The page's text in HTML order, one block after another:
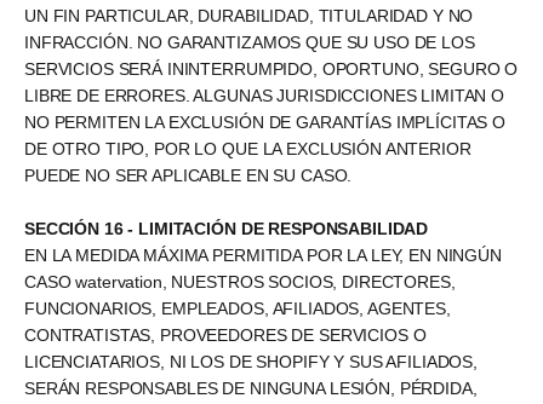
UN FIN PARTICULAR, DURABILIDAD, TITULARIDAD Y NO
INFRACCIÓN. NO GARANTIZAMOS QUE SU USO DE LOS
SERVICIOS SERÁ ININTERRUMPIDO, OPORTUNO, SEGURO O
LIBRE DE ERRORES. ALGUNAS JURISDICCIONES LIMITAN O
NO PERMITEN LA EXCLUSIÓN DE GARANTÍAS IMPLÍCITAS O
DE OTRO TIPO, POR LO QUE LA EXCLUSIÓN ANTERIOR
PUEDE NO SER APLICABLE EN SU CASO.
SECCIÓN 16 - LIMITACIÓN DE RESPONSABILIDAD
EN LA MEDIDA MÁXIMA PERMITIDA POR LA LEY, EN NINGÚN
CASO watervation, NUESTROS SOCIOS, DIRECTORES,
FUNCIONARIOS, EMPLEADOS, AFILIADOS, AGENTES,
CONTRATISTAS, PROVEEDORES DE SERVICIOS O
LICENCIATARIOS, NI LOS DE SHOPIFY Y SUS AFILIADOS,
SERÁN RESPONSABLES DE NINGUNA LESIÓN, PÉRDIDA,